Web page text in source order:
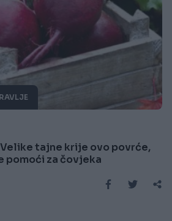
tajne krije ovo povrće,
pomoći za čovjeka